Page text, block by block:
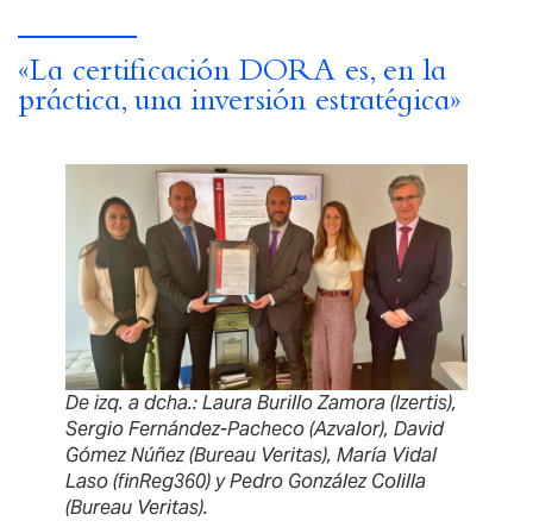
«La certificación DORA es, en la
práctica, una inversión estratégica»
De izq. a dcha.: Laura Burillo Zamora (Izertis),
Sergio Fernández-Pacheco (Azvalor), David
Gómez Núñez (Bureau Veritas), María Vidal
Laso (finReg360) y Pedro González Colilla
(Bureau Veritas).